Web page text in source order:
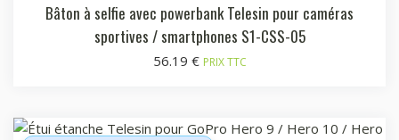
Bâton à selfie avec powerbank Telesin pour caméras
sportives / smartphones S1-CSS-05
56.19 € PRIX TTC